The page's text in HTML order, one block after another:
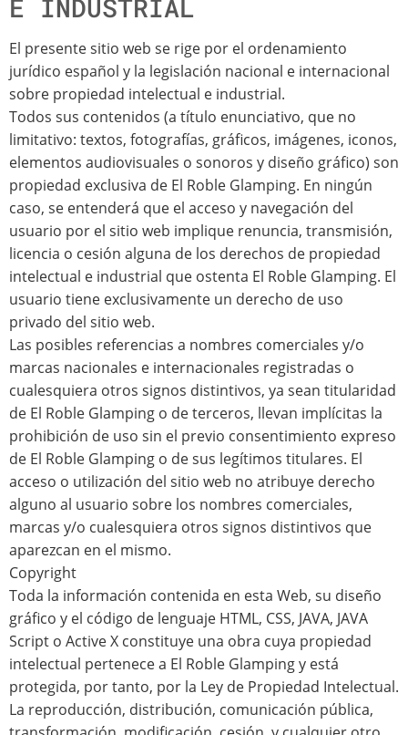
E INDUSTRIAL
El presente sitio web se rige por el ordenamiento
jurídico español y la legislación nacional e internacional
sobre propiedad intelectual e industrial.
Todos sus contenidos (a título enunciativo, que no
limitativo: textos, fotografías, gráficos, imágenes, iconos,
elementos audiovisuales o sonoros y diseño gráfico) son
propiedad exclusiva de El Roble Glamping. En ningún
caso, se entenderá que el acceso y navegación del
usuario por el sitio web implique renuncia, transmisión,
licencia o cesión alguna de los derechos de propiedad
intelectual e industrial que ostenta El Roble Glamping. El
usuario tiene exclusivamente un derecho de uso
privado del sitio web.
Las posibles referencias a nombres comerciales y/o
marcas nacionales e internacionales registradas o
cualesquiera otros signos distintivos, ya sean titularidad
de El Roble Glamping o de terceros, llevan implícitas la
prohibición de uso sin el previo consentimiento expreso
de El Roble Glamping o de sus legítimos titulares. El
acceso o utilización del sitio web no atribuye derecho
alguno al usuario sobre los nombres comerciales,
marcas y/o cualesquiera otros signos distintivos que
aparezcan en el mismo.
Copyright
Toda la información contenida en esta Web, su diseño
gráfico y el código de lenguaje HTML, CSS, JAVA, JAVA
Script o Active X constituye una obra cuya propiedad
intelectual pertenece a El Roble Glamping y está
protegida, por tanto, por la Ley de Propiedad Intelectual.
La reproducción, distribución, comunicación pública,